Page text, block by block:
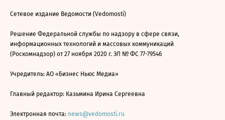
Сетевое издание Ведомости (Vedomosti)
Решение Федеральной службы по надзору в сфере связи,
информационных технологий и массовых коммуникаций
(Роскомнадзор) от 27 ноября 2020 г. ЭЛ № ФС 77-79546
Учредитель: АО «Бизнес Ньюс Медиа»
Главный редактор: Казьмина Ирина Сергеевна
Электронная почта: news@vedomosti.ru